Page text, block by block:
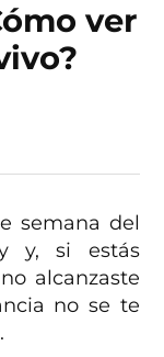
ver
semana del
y, si estás
alcanzaste
no se te